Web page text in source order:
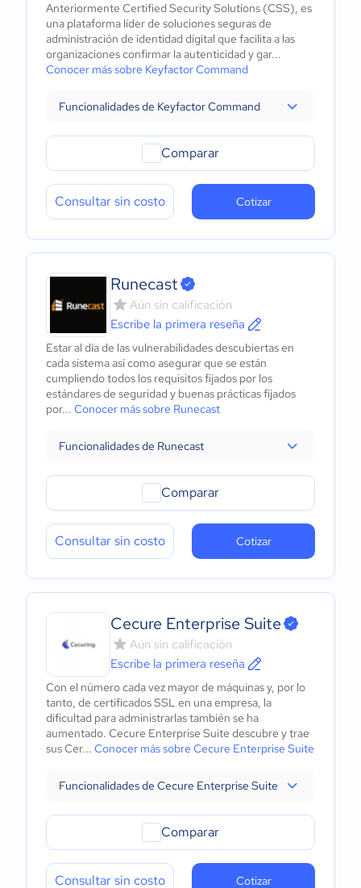
Anteriormente Certified Security Solutions (CSS), es
una plataforma líder de soluciones seguras de
administración de identidad digital que facilita a las
organizaciones confirmar la autenticidad y gar...
Conocer más sobre Keyfactor Command
Funcionalidades de Keyfactor Command
Comparar
Consultar sin costo Cotizar
Runecast
Aún sin calificación
Escribe la primera reseña
Estar al día de las vulnerabilidades descubiertas en
cada sistema así como asegurar que se están
cumpliendo todos los requisitos fijados por los
estándares de seguridad y buenas prácticas fijados
por... Conocer más sobre Runecast
Funcionalidades de Runecast
Comparar
Consultar sin costo Cotizar
Cecure Enterprise Suite
Aún sin calificación
Escribe la primera reseña
Con el número cada vez mayor de máquinas y, por lo
tanto, de certificados SSL en una empresa, la
dificultad para administrarlas también se ha
aumentado. Cecure Enterprise Suite descubre y trae
sus Cer... Conocer más sobre Cecure Enterprise Suite
Funcionalidades de Cecure Enterprise Suite
Comparar
Consultar sin costo Cotizar